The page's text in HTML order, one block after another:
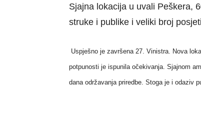
Sjajna lokacija u uvali Peškera,
struke i publike i veliki broj
Uspješno je završena 27. Vinistra. Nova
potpunosti je ispunila očekivanja. Sjajnom
dana održavanja priredbe. Stoga je i odaziv